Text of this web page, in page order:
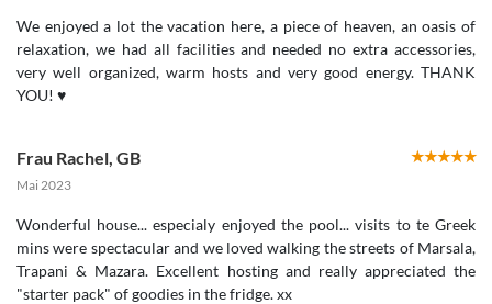
We enjoyed a lot the vacation here, a piece of heaven, an oasis of
relaxation, we had all facilities and needed no extra accessories,
very well organized, warm hosts and very good energy. THANK
Frau Rachel GB
Mai 2023
Wonderful house... especialy enjoyed the pool... visits to te Greek
mins were spectacular and we loved walking the streets of Marsala,
Trapani & Mazara. Excellent hosting and really appreciated the
"starter pack" of goodies in the fridge. xx